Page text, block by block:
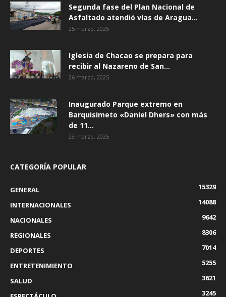
Segunda fase del Plan Nacional de
Asfaltado atendió vías de Aragua...
25 marzo, 2025
Iglesia de Chacao se prepara para
recibir al Nazareno de San...
26 marzo, 2025
Inaugurado Parque extremo en
Barquisimeto «Daniel Dhers» con más
de 11...
23 marzo, 2025
CATEGORÍA POPULAR
GENERAL
15329
INTERNACIONALES
14088
NACIONALES
9642
REGIONALES
8306
DEPORTES
7014
ENTRETENIMIENTO
5255
SALUD
3621
3245